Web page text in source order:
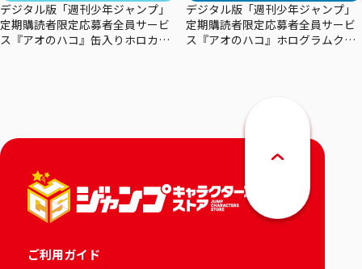
デジタル版「週刊少年ジャンプ」
定期購読者限定応募者全員サービ
ス『アオのハコ』缶入りホロカー
デジタル版「週刊少年ジャンプ」
定期購読者限定応募者全員サービ
ス『アオのハコ』ホログラムクリ
ご利用ガイド